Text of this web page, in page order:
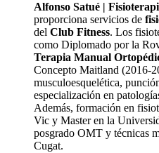
Alfonso Satué |
proporciona servicios de
del Club Fitness. Los
como Diplomado por la
Terapia Manual
Concepto Maitland (2016-
musculoesquelética,
especialización en
Además, formación en
Vic y Master en la
posgrado OMT y técnicas
Cugat.